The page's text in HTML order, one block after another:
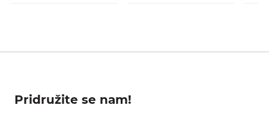
Pridružite se nam!